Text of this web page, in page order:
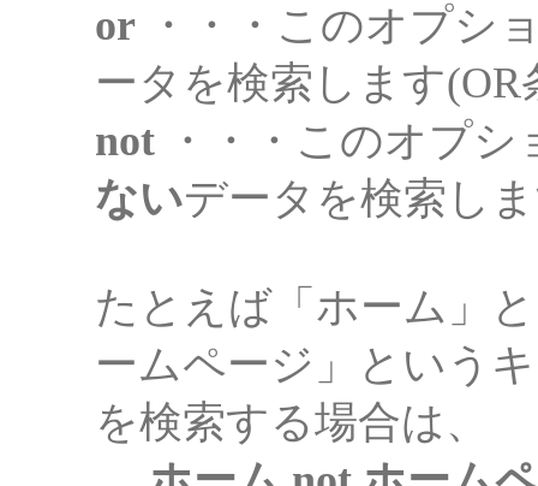
or ・・・このオプシ
ータを検索します(OR
not ・・・このオプ
ないデータを検索し
たとえば「ホーム」
ームページ」という
を検索する場合は、